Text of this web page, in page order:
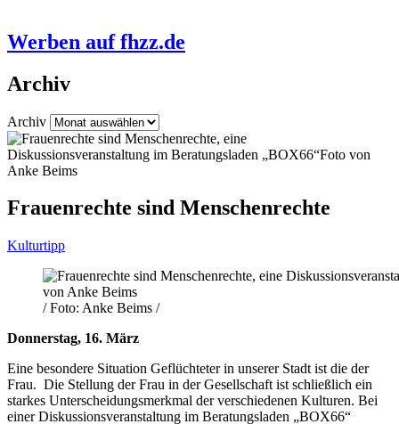
Werben auf fhzz.de
Archiv
Archiv
Frauenrechte sind Menschenrechte
Kulturtipp
/ Foto: Anke Beims /
Donnerstag, 16. März
Eine besondere Situation Geflüchteter in unserer Stadt ist die der
Frau. Die Stellung der Frau in der Gesellschaft ist schließlich ein
starkes Unterscheidungsmerkmal der verschiedenen Kulturen. Bei
einer Diskussionsveranstaltung im Beratungsladen „BOX66“